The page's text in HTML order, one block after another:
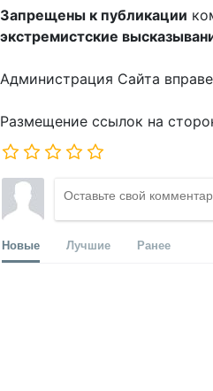
Запрещены к публикации
экстремистские
Администрация Сайта
Размещение ссылок на
Новые Лучшие Ранее